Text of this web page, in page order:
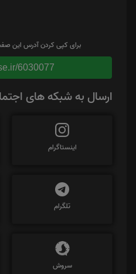
برای کپی کردن آدرس این
6030077
ارسال به شبکه های
اینستاگرام
تلگرام
سروش